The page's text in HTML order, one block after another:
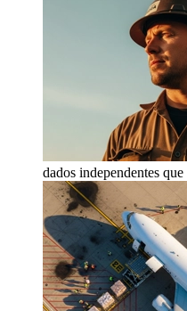
dados independentes que